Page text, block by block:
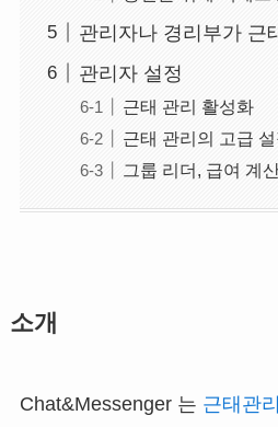
관리자나 경리부가 근
관리자 설정
근태 관리 활성화
근태 관리의 고급 설
그룹 리더, 급여 계
소개
Chat&Messenger 는 근태관리